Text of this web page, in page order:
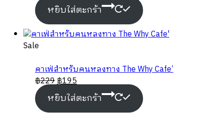
หยิบใส่ตะกร้า
Sale
sale
คาเฟ่สำหรับคนหลงทาง The Why Cafe’
฿229฿195
หยิบใส่ตะกร้า